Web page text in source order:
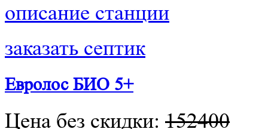
описание станции
заказать септик
Евролос БИО 5+
Цена без скидки: 152400